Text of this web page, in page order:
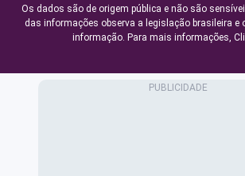
Os dados são de origem pública e não são
das informações observa a legislação brasileira e
informação. Para mais informações,